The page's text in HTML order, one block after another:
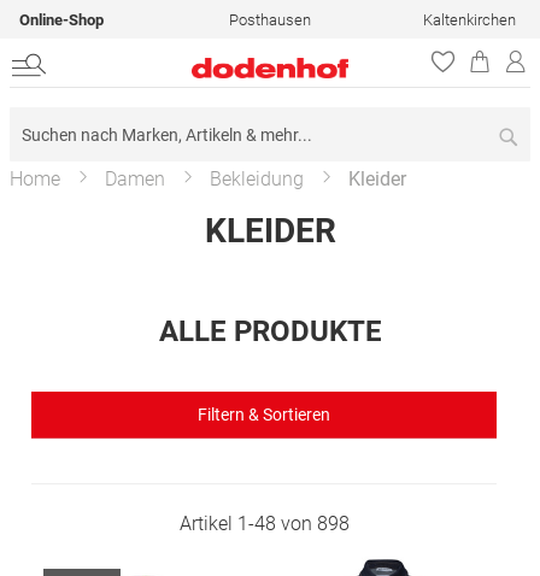
Online-Shop Posthausen Kaltenkirchen
Home Damen Bekleidung Kleider
KLEIDER
ALLE PRODUKTE
Filtern & Sortieren
Artikel 1-48 von 898